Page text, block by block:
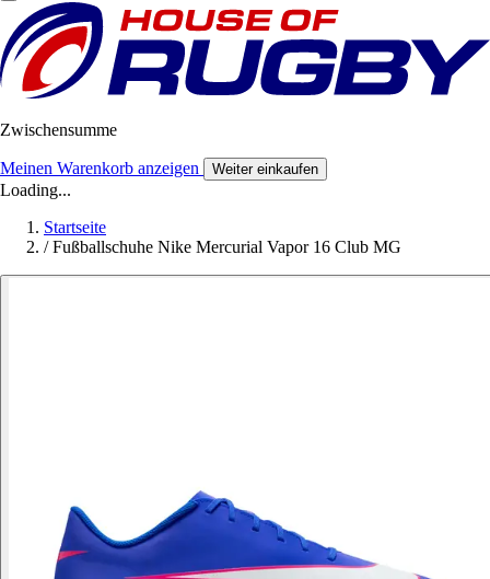
Zwischensumme
Meinen Warenkorb anzeigen Weiter einkaufen
Loading...
Startseite
/ Fußballschuhe Nike Mercurial Vapor 16 Club MG